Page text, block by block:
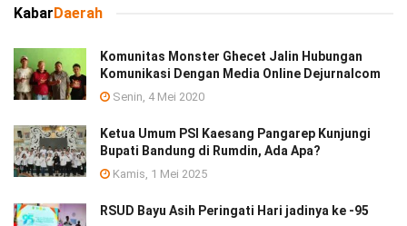
KabarDaerah
Komunitas Monster Ghecet Jalin Hubungan
Komunikasi Dengan Media Online Dejurnalcom
Senin, 4 Mei 2020
Ketua Umum PSI Kaesang Pangarep Kunjungi
Bupati Bandung di Rumdin, Ada Apa?
Kamis, 1 Mei 2025
RSUD Bayu Asih Peringati Hari jadinya ke -95